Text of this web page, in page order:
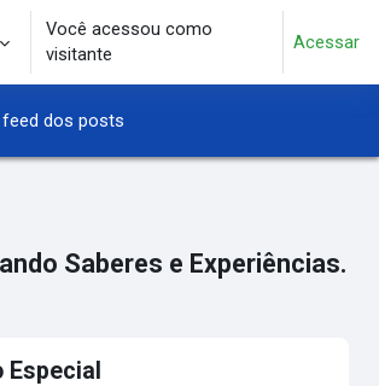
de pesquisa
Você acessou como
visitante
Acessar
feed dos posts
Saberes e Experiências.
Especial